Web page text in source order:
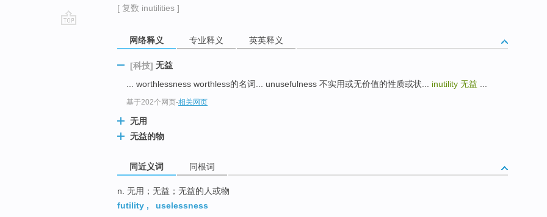
[ 复数 inutilities ]
网络释义 专业释义 英英释义
[科技] 无益
... worthlessness worthless的名词... unusefulness 不实用或无价值的性质或状... inutility 无益
基于202个网页-相关网页
无用
无益的物
同近义词 同根词
n. 无用；无益；无益的人或物
futility , uselessness